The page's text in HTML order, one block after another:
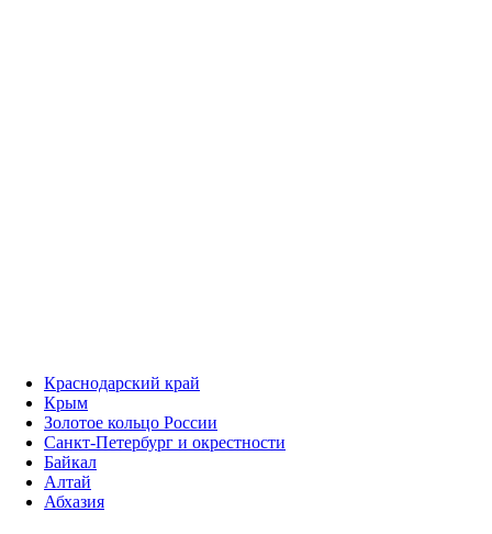
Краснодарский край
Крым
Золотое кольцо России
Санкт-Петербург и окрестности
Байкал
Алтай
Абхазия